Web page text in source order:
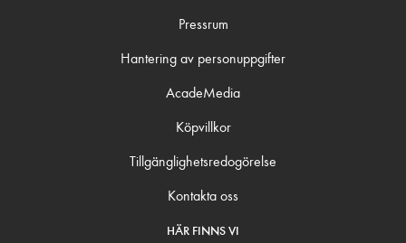
Pressrum
Hantering av personuppgifter
AcadeMedia
Köpvillkor
Tillgänglighetsredogörelse
Kontakta oss
HÄR FINNS VI